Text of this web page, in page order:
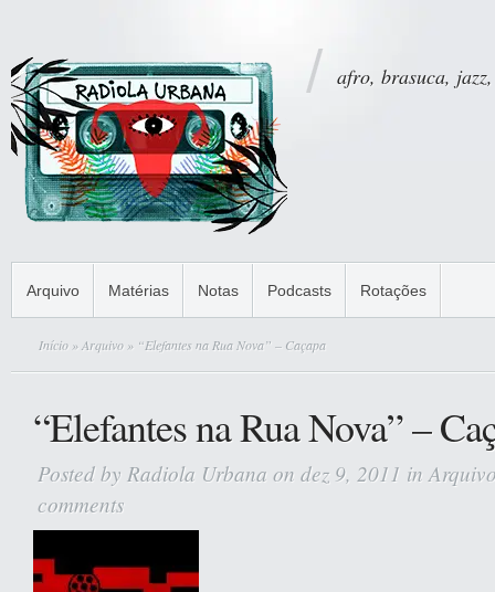
afro, brasuca,
Arquivo Matérias Notas Podcasts Rotações
Início »Arquivo » “Elefantes na Rua Nova” – Caçapa
“Elefantes na Rua Nova” –
Posted by Radiola Urbana on dez 9, 2011 in
comments